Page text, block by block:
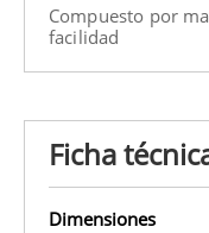
Compuesto por
facilidad
Ficha
Dimensiones